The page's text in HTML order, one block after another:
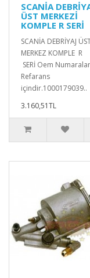
SCANİA
ÜST MERKEZİ
KOMPLE R SERİ
SCANİA DEBRİYAJ
MERKEZ KOMPLE R
SERİ Oem
Refarans
içindir.1000179039..
3.160,51TL